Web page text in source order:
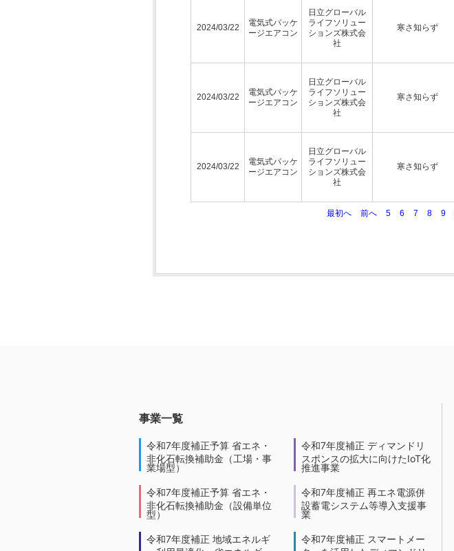
2024/03/22
電気式パッケ
ージエアコン
日立グローバル
ライフソリュー
ションズ株式会
社
寒さ知らず
2024/03/22
電気式パッケ
ージエアコン
日立グローバル
ライフソリュー
ションズ株式会
社
寒さ知らず
2024/03/22
電気式パッケ
ージエアコン
日立グローバル
ライフソリュー
ションズ株式会
社
寒さ知らず
最初へ 前へ 5 6 7 8 9
事業一覧
令和7年度補正予算 省エネ・
非化石転換補助金（工場・事
業場型）
令和7年度補正予算 省エネ・
非化石転換補助金（設備単位
型）
令和7年度補正 地域エネルギ
令和7年度補正 ディマンドリ
スポンスの拡大に向けたIoT化
推進事業
令和7年度補正 再エネ電源併
設蓄電システム等導入支援事
業
令和7年度補正 スマートメー